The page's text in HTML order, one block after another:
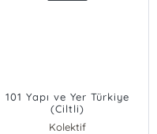
101 Yapı ve Yer Türkiye
(Ciltli)
Kolektif